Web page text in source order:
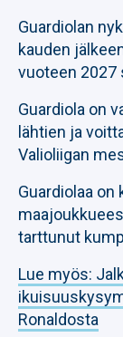
Guardiolan
kauden
vuoteen 2027
Guardiola on
lähtien ja
Valioliigan
Guardiolaa on
tarttunut
Lue myös:
Ronaldosta